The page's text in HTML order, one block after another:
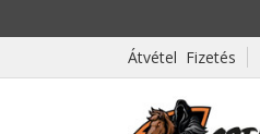
Átvétel Fizetés